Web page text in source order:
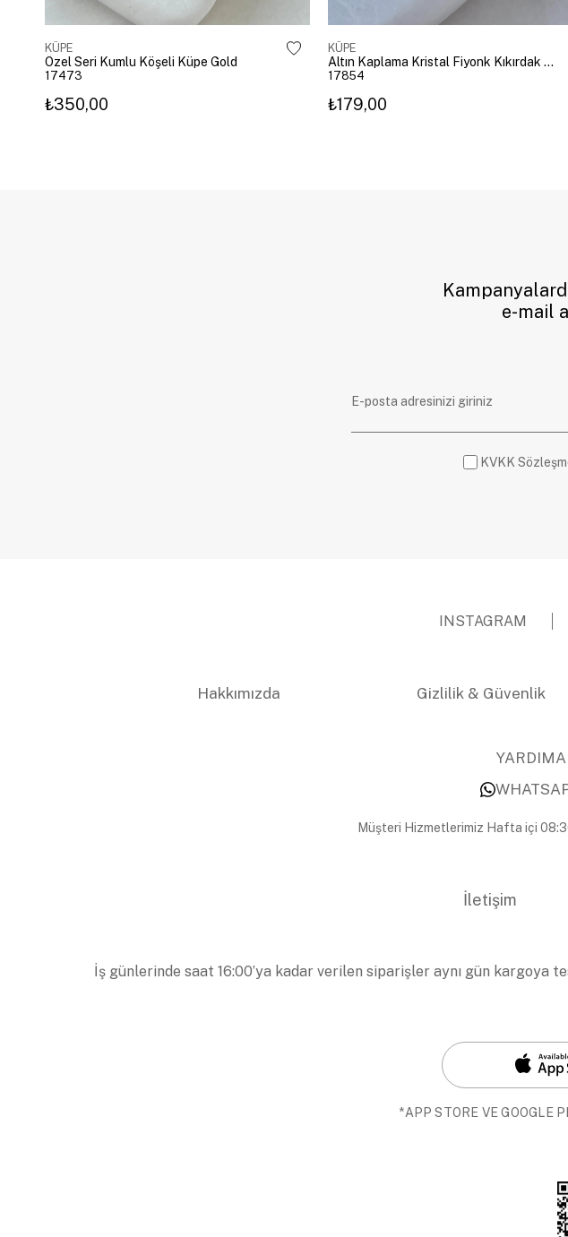
KÜPE
Özel Seri Kumlu Köşeli Küpe Gold
17473
₺350,00
KÜPE
Altın Kaplama Kristal Fiyonk Kıkırdak Küpe Gümüş
17854
₺179,00
e-mail
KVKK
INSTAGRAM
Hakkımızda Gizlilik & Güvenlik
Müşteri Hizmetlerimiz Hafta içi
İletişim
İş günlerinde saat 16:00’ya kadar verilen siparişler aynı gün
*APP STORE VE GOOGLE